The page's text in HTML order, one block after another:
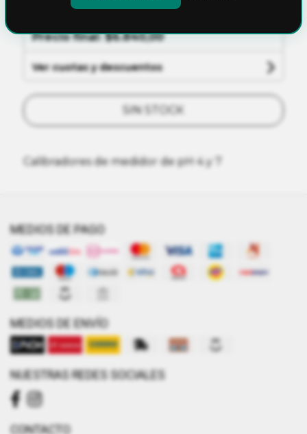
Precio final:$6.840,00
Ver cuotas y descuentos
SIN STOCK
Calibradores de medidor de pH 4 y 7
MEDIOS DE PAGO
MEDIOS DE ENVÍO
NUESTRAS REDES SOCIALES
CONTACTO